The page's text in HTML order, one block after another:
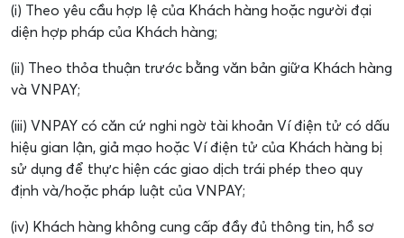
(i) Theo yêu cầu hợp lệ của Khách hàng hoặc người đại
diện hợp pháp của Khách hàng;
(ii) Theo thỏa thuận trước bằng văn bản giữa Khách hàng
và VNPAY;
(iii) VNPAY có căn cứ nghi ngờ tài khoản Ví điện tử có dấu
hiệu gian lận, giả mạo hoặc Ví điện tử của Khách hàng bị
sử dụng để thực hiện các giao dịch trái phép theo quy
định và/hoặc pháp luật của VNPAY;
(iv) Khách hàng không cung cấp đầy đủ thông tin, hồ sơ